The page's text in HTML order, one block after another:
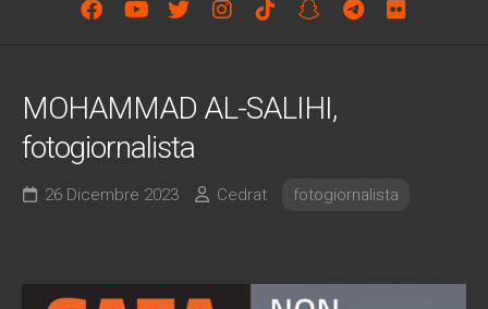
MOHAMMAD AL-SALIHI,
fotogiornalista
26 Dicembre 2023 Cedrat fotogiornalista